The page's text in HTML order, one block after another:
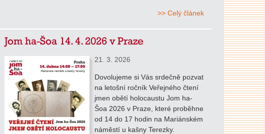
>> Celý článek
Jom ha-Šoa 14. 4. 2026 v Praze
21. 3. 2026
Dovolujeme si Vás srdečně pozvat
na letošní ročník Veřejného čtení
jmen obětí holocaustu Jom ha-
Šoa 2026 v Praze, které proběhne
od 14 do 17 hodin na Mariánském
náměstí u kašny Terezky.